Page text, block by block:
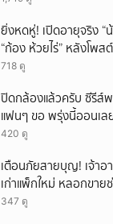
ยิ่งหดหู่! เปิดอายุจริง
“ก้อง ห้วยไร่” หลังโพ
718 ดู
ปิดกล้องแล้วครับ ซีรีส์พ
แฟนๆ ขอ พรุ่งนี้ออนเล
แล้ว
420 ดู
เตือนภัยสายบุญ! เจ้าอ
เก่าแพ็กใหม่ หลอกขาย
347 ดู